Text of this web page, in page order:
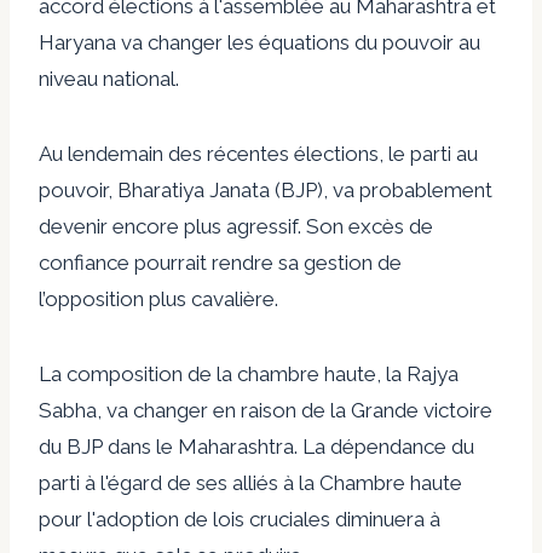
accord élections à l'assemblée au Maharashtra et
Haryana va changer les équations du pouvoir au
niveau national.
Au lendemain des récentes élections, le parti au
pouvoir, Bharatiya Janata (BJP), va probablement
devenir encore plus agressif. Son excès de
confiance pourrait rendre sa gestion de
l’opposition plus cavalière.
La composition de la chambre haute, la Rajya
Sabha, va changer en raison de la Grande victoire
du BJP dans le Maharashtra. La dépendance du
parti à l'égard de ses alliés à la Chambre haute
pour l'adoption de lois cruciales diminuera à